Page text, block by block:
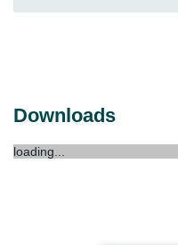
Downloads
loading...